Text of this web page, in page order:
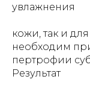
увлажнения
кожи, так и
необходим
пертрофии
Результат